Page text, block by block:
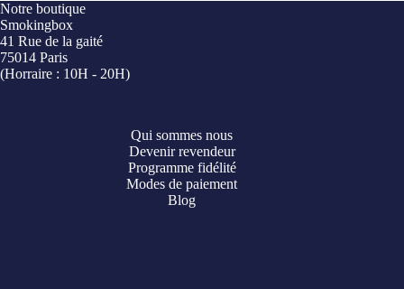
Notre boutique
Smokingbox
41 Rue de la gaité
75014 Paris
(Horraire : 10H - 20H)
Qui sommes nous
Devenir revendeur
Programme fidélité
Modes de paiement
Blog